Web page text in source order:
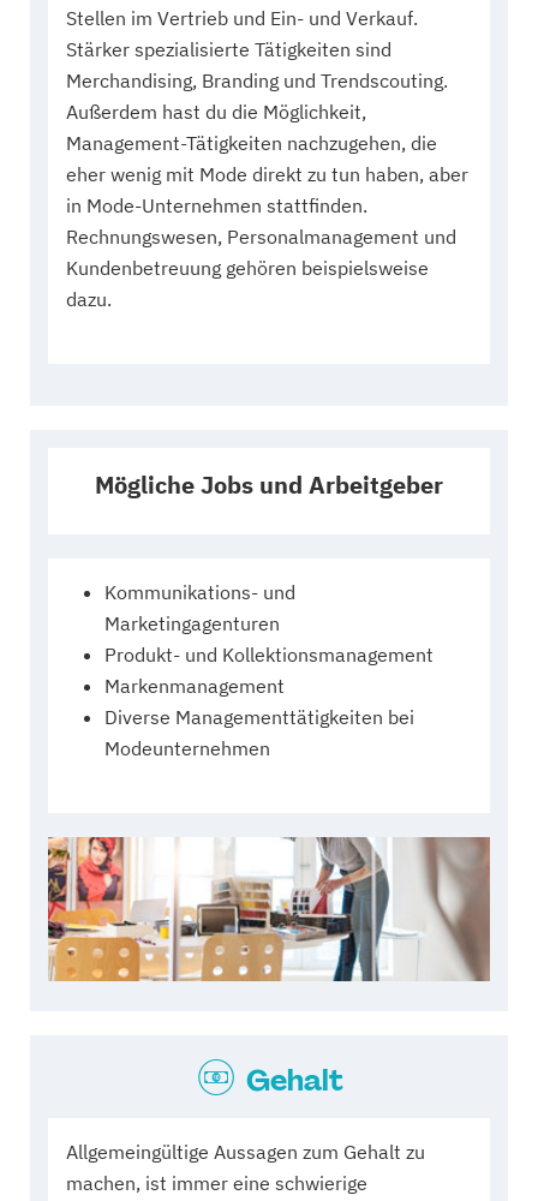
Stellen im Vertrieb und Ein- und Verkauf.
Stärker spezialisierte Tätigkeiten sind
Merchandising, Branding und Trendscouting.
Außerdem hast du die Möglichkeit,
Management-Tätigkeiten nachzugehen, die
eher wenig mit Mode direkt zu tun haben, aber
in Mode-Unternehmen stattfinden.
Rechnungswesen, Personalmanagement und
Kundenbetreuung gehören beispielsweise
dazu.
Mögliche Jobs und Arbeitgeber
Kommunikations- und
Marketingagenturen
Produkt- und Kollektionsmanagement
Markenmanagement
Diverse Managementtätigkeiten bei
Modeunternehmen
Gehalt
Allgemeingültige Aussagen zum Gehalt zu
machen, ist immer eine schwierige